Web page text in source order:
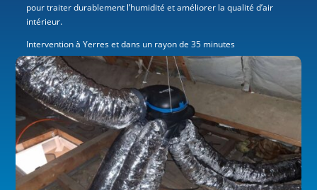
pour traiter durablement l’humidité et améliorer la qualité d’air
intérieur.
Intervention à Yerres et dans un rayon de 35 minutes